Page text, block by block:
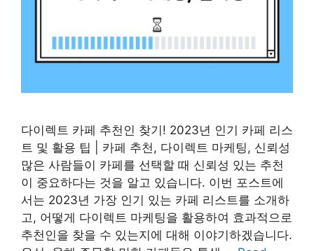
다이렉트 카페 추천인 찾기! 2023년 인기 카페 리스
트 및 활용 팁 | 카페 추천, 다이렉트 마케팅, 신뢰성
많은 사람들이 카페를 선택할 때 신뢰성 있는 추천
이 중요하다는 것을 알고 있습니다. 이번 포스트에
서는 2023년 가장 인기 있는 카페 리스트를 소개하
고, 어떻게 다이렉트 마케팅을 활용하여 효과적으로
추천인을 찾을 수 있는지에 대해 이야기하겠습니다.